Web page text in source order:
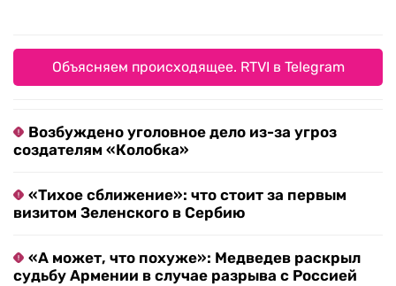
Объясняем происходящее. RTVI в Telegram
Возбуждено уголовное дело из-за угроз
создателям «Колобка»
«Тихое сближение»: что стоит за первым
визитом Зеленского в Сербию
«А может, что похуже»: Медведев раскрыл
судьбу Армении в случае разрыва с Россией